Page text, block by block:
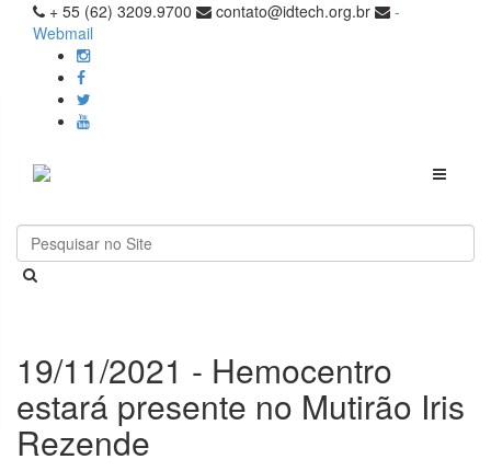
+ 55 (62) 3209.9700 contato@idtech.org.br
-
Webmail
Toggle
19/11/2021 - Hemocentro
estará presente no Mutirão Iris
Rezende